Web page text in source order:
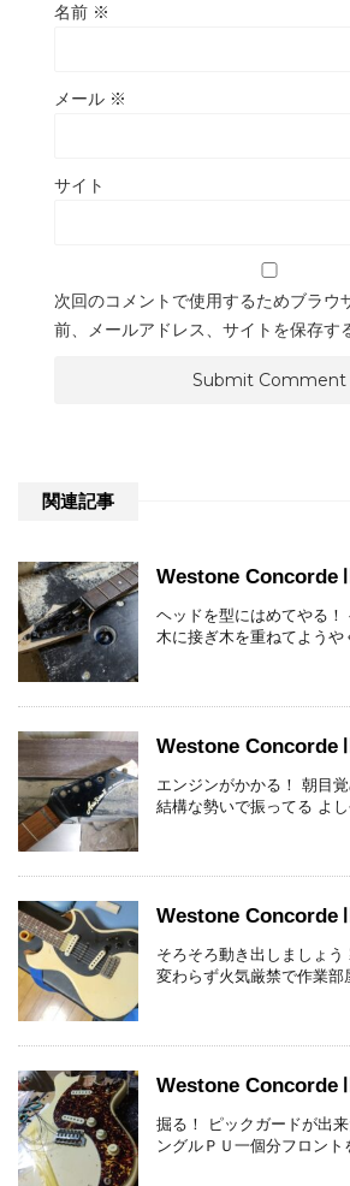
名前 ※
メール ※
サイト
次回のコメントで使用するためブラウ
前、メールアドレス、サイトを保存す
関連記事
Westone
ヘッドを型にはめてやる
木に接ぎ木を重ねてようや
Westone
エンジンがかかる！ 朝目
結構な勢いで振ってる よ
Westone ConcordeⅡ
そろそろ動き出しましょ
変わらず火気厳禁で作業部
Westone
掘る！ ピックガードが出
ングルＰＵ一個分フロント